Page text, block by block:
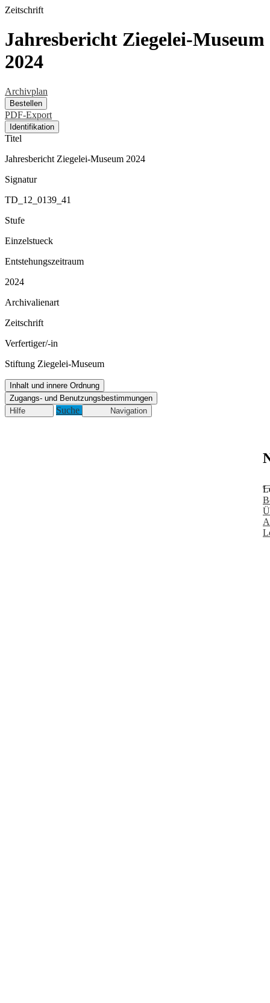
Zeitschrift
Jahresbericht Ziegelei-Museum
2024
Archivplan
Bestellen
PDF-Export
Identifikation
Titel
Jahresbericht Ziegelei-Museum 2024
Signatur
TD_12_0139_41
Stufe
Einzelstueck
Entstehungszeitraum
2024
Archivalienart
Zeitschrift
Verfertiger/-in
Stiftung Ziegelei-Museum
Inhalt und innere Ordnung
Zugangs- und Benutzungsbestimmungen
Hilfe
Suche Navigation